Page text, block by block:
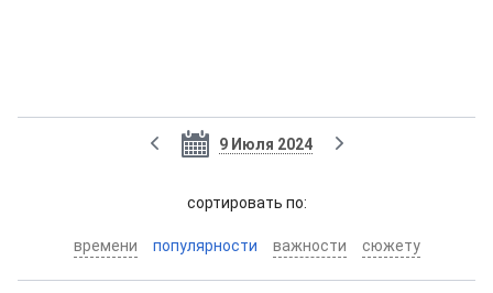
9 Июля 2024
cортировать по:
времени популярности важности сюжету